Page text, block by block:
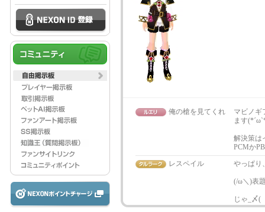
俺の槍を見てくれ
マビノギ
ます
解決策は
PCMか
レスペイル
やっぱり
(/ω＼)表
じゃ_〆